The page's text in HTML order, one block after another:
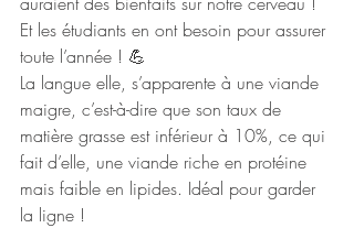
Et les étudiants en ont besoin pour assurer
toute l’année ! 💪
La langue elle, s’apparente à une viande
maigre, c’est-à-dire que son taux de
matière grasse est inférieur à 10%, ce qui
fait d’elle, une viande riche en protéine
mais faible en lipides. Idéal pour garder
la ligne !